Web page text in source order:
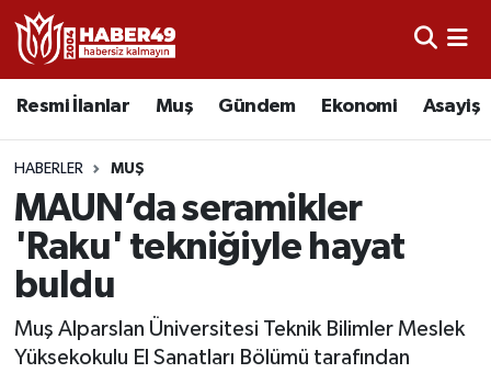
Resmi İlanlar Muş Gündem Ekonomi Asayiş
HABERLER MUŞ
MAUN’da seramikler
'Raku' tekniğiyle hayat
buldu
Muş Alparslan Üniversitesi Teknik Bilimler Meslek
Yüksekokulu El Sanatları Bölümü tarafından
Resmi İlanlar
Asayiş
Bölge
Eğitim
Sağlık
Uşak Nöbetçi Eczaneler
Uşak Hava Durumu
Uşak Namaz Vakitleri
Uşak Trafik Yoğunluk Haritası
Tüm Manşetler